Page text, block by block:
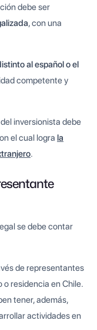
debe ser
, con una
al español o el
competente y
inversionista debe
el cual logra la
.
se debe contar
de representantes
residencia en Chile.
tener, además,
actividades en